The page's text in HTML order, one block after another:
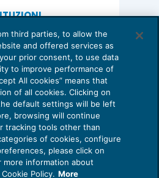
dello Studio:
sul futuro della
lavoro
Policy
third parties, to allow the
and offered services as
prior consent, to use data
to improve performance of
All cookies” means that
of all cookies. Clicking on
default settings will be left
browsing will continue
tracking tools other than
of cookies, configure
please click on
more information about
Policy. More